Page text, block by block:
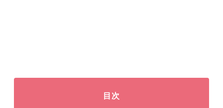
目次